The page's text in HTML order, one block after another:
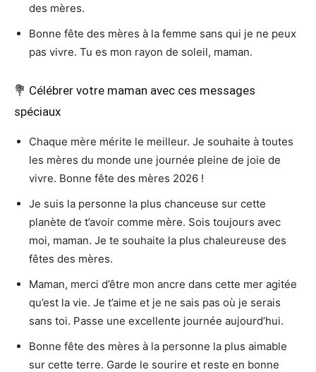
des mères.
Bonne fête des mères à la femme sans qui je ne peux
pas vivre. Tu es mon rayon de soleil, maman.
💐 Célébrer votre maman avec ces messages
spéciaux
Chaque mère mérite le meilleur. Je souhaite à toutes
les mères du monde une journée pleine de joie de
vivre. Bonne fête des mères 2026 !
Je suis la personne la plus chanceuse sur cette
planète de t’avoir comme mère. Sois toujours avec
moi, maman. Je te souhaite la plus chaleureuse des
fêtes des mères.
Maman, merci d’être mon ancre dans cette mer agitée
qu’est la vie. Je t’aime et je ne sais pas où je serais
sans toi. Passe une excellente journée aujourd’hui.
Bonne fête des mères à la personne la plus aimable
sur cette terre. Garde le sourire et reste en bonne